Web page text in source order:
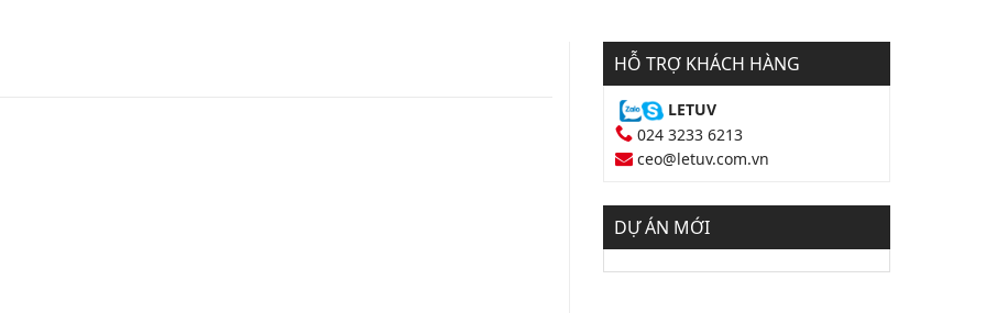
HỖ TRỢ KHÁCH HÀNG
LETUV
024 3233 6213
ceo@letuv.com.vn
DỰ ÁN MỚI